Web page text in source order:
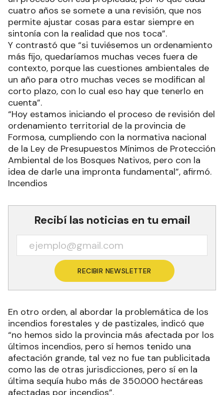
cuatro años se somete a una revisión, que nos
permite ajustar cosas para estar siempre en
sintonía con la realidad que nos toca”.
Y contrastó que “si tuviésemos un ordenamiento
más fijo, quedaríamos muchas veces fuera de
contexto, porque las cuestiones ambientales de
un año para otro muchas veces se modifican al
corto plazo, con lo cual eso hay que tenerlo en
cuenta”.
“Hoy estamos iniciando el proceso de revisión del
ordenamiento territorial de la provincia de
Formosa, cumpliendo con la normativa nacional
de la Ley de Presupuestos Mínimos de Protección
Ambiental de los Bosques Nativos, pero con la
idea de darle una impronta fundamental”, afirmó.
Incendios
Recibí las noticias en tu email
RECIBIR NEWSLETTER
En otro orden, al abordar la problemática de los
incendios forestales y de pastizales, indicó que
“no hemos sido la provincia más afectada por los
últimos incendios, pero sí hemos tenido una
afectación grande, tal vez no fue tan publicitada
como las de otras jurisdicciones, pero sí en la
última sequía hubo más de 350.000 hectáreas